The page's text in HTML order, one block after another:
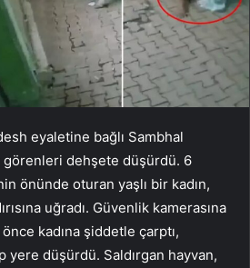
eyaletine bağlı Sambhal
görenleri dehşete düşürdü. 6
önünde oturan yaşlı bir kadın,
uğradı. Güvenlik kamerasına
kadına şiddetle çarptı,
yere düşürdü. Saldırgan hayvan,